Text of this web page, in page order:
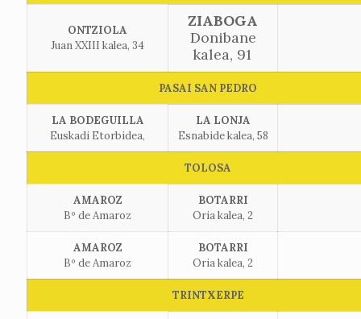
ONTZIOLA
Juan XXIII kalea, 34
ZIABOGA
Donibane
kalea, 91
PASAI SAN PEDRO
LA BODEGUILLA
Euskadi Etorbidea,
LA LONJA
Esnabide kalea, 58
TOLOSA
AMAROZ
Bº de Amaroz
BOTARRI
Oria kalea, 2
AMAROZ
Bº de Amaroz
BOTARRI
Oria kalea, 2
TRINTXERPE